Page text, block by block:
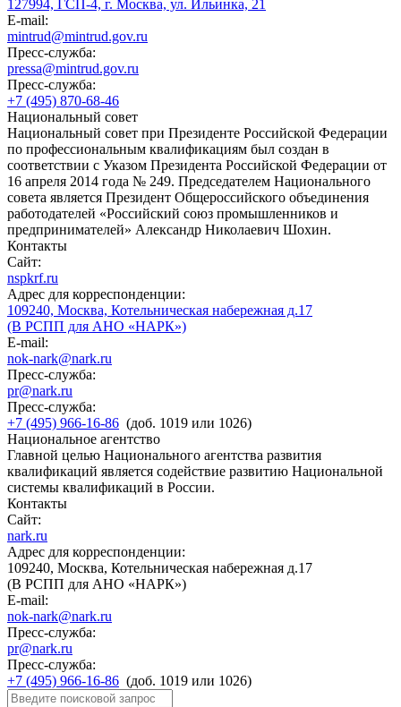
127994, ГСП-4, г. Москва, ул. Ильинка, 21
E-mail:
mintrud@mintrud.gov.ru
Пресс-служба:
pressa@mintrud.gov.ru
Пресс-служба:
+7 (495) 870-68-46
Национальный совет
Национальный совет при Президенте Российской Федерации
по профессиональным квалификациям был создан в
соответствии с Указом Президента Российской Федерации от
16 апреля 2014 года № 249. Председателем Национального
совета является Президент Общероссийского объединения
работодателей «Российский союз промышленников и
предпринимателей» Александр Николаевич Шохин.
Контакты
Сайт:
nspkrf.ru
Адрес для корреспонденции:
109240, Москва, Котельническая набережная д.17
(В РСПП для АНО «НАРК»)
E-mail:
nok-nark@nark.ru
Пресс-служба:
pr@nark.ru
Пресс-служба:
+7 (495) 966-16-86 (доб. 1019 или 1026)
Национальное агентство
Главной целью Национального агентства развития
квалификаций является содействие развитию Национальной
системы квалификаций в России.
Контакты
Сайт:
nark.ru
Адрес для корреспонденции:
109240, Москва, Котельническая набережная д.17
(В РСПП для АНО «НАРК»)
E-mail:
nok-nark@nark.ru
Пресс-служба:
pr@nark.ru
Пресс-служба:
+7 (495) 966-16-86 (доб. 1019 или 1026)